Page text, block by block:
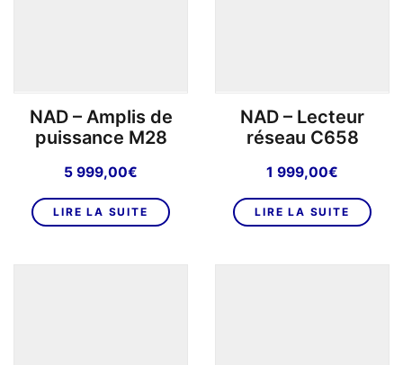
NAD – Amplis de
puissance M28
5 999,00€
LIRE LA SUITE
NAD – Lecteur
réseau C658
1 999,00€
LIRE LA SUITE